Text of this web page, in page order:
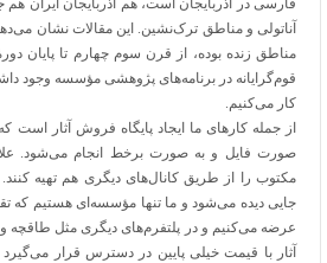
فارسی در آذربایجان است، هم آذربایجان ایران
آناتولی و مناطق ترک‌نشین. این مقالات نشان
مناطق زنده بوده، از قرن سوم چهارم تا پایان
قوم‌گرایانه در برنامه‌های پژوهشی مؤسسه وجود
کار می‌کنیم.
از جمله کارهای ما ایجاد پایگاه فروش آثار
صورت فایل و به صورت برخط انجام می‌شود.
مکتوب را از طریق کانال‌های دیگری هم تهیه
جایی دیده می‌شود و ما تنها مؤسسه‌ای هستیم که
عرضه می‌کنیم و در پلتفرم‌های دیگری مثل طاقچه و
آثار با قیمت خیلی پایین در دسترس قرار